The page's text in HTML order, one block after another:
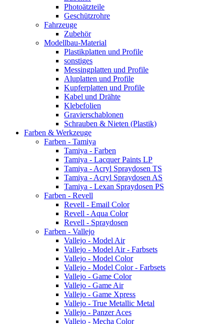
Photoätzteile
Geschützrohre
Fahrzeuge
Zubehör
Modellbau-Material
Plastikplatten und Profile
sonstiges
Messingplatten und Profile
Aluplatten und Profile
Kupferplatten und Profile
Kabel und Drähte
Klebefolien
Gravierschablonen
Schrauben & Nieten (Plastik)
Farben & Werkzeuge
Farben - Tamiya
Tamiya - Farben
Tamiya - Lacquer Paints LP
Tamiya - Acryl Spraydosen TS
Tamiya - Acryl Spraydosen AS
Tamiya - Lexan Spraydosen PS
Farben - Revell
Revell - Email Color
Revell - Aqua Color
Revell - Spraydosen
Farben - Vallejo
Vallejo - Model Air
Vallejo - Model Air - Farbsets
Vallejo - Model Color
Vallejo - Model Color - Farbsets
Vallejo - Game Color
Vallejo - Game Air
Vallejo - Game Xpress
Vallejo - True Metallic Metal
Vallejo - Panzer Aces
Vallejo - Mecha Color